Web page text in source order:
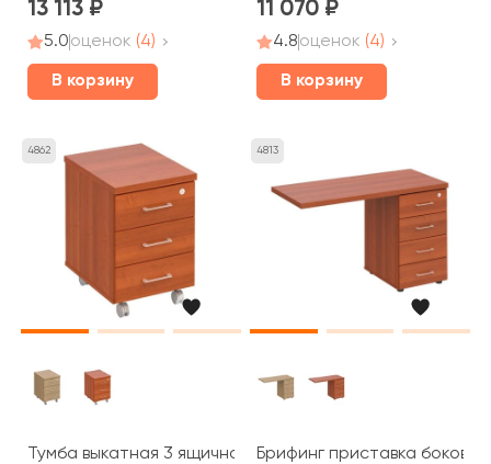
13 113
5.0оценок (4)
В корзину
11 070
4.8оценок (4)
В корзину
4862
Тумба выкатная 3 ящичная с центральным замком ПТ
4813
Брифинг приставка